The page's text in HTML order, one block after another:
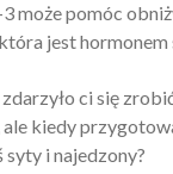
może pomóc
jest
ci się
ale kiedy
syty i najedzony?